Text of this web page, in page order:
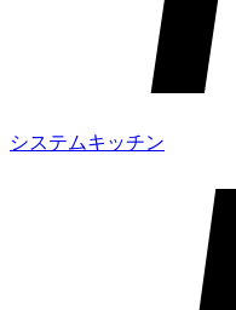
システムキッチン